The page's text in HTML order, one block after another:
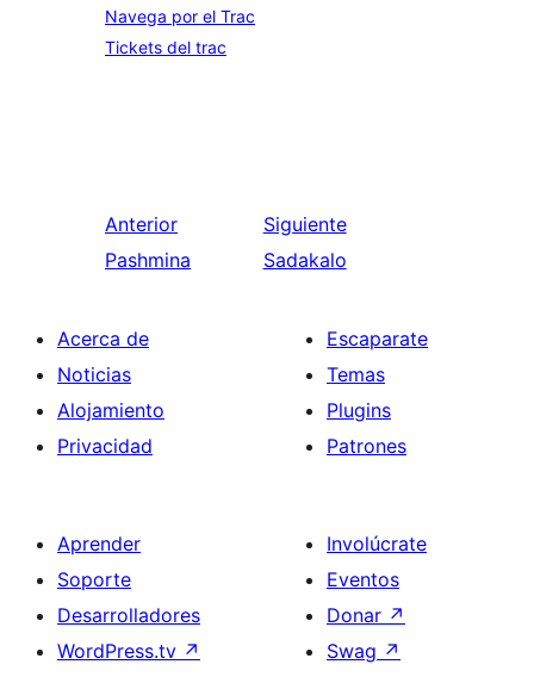
Navega por el Trac
Tickets del trac
Anterior
Pashmina
Siguiente
Sadakalo
Acerca de
Noticias
Alojamiento
Privacidad
Escaparate
Temas
Plugins
Patrones
Aprender
Soporte
Desarrolladores
WordPress.tv ↗
Involúcrate
Eventos
Donar ↗
Swag ↗